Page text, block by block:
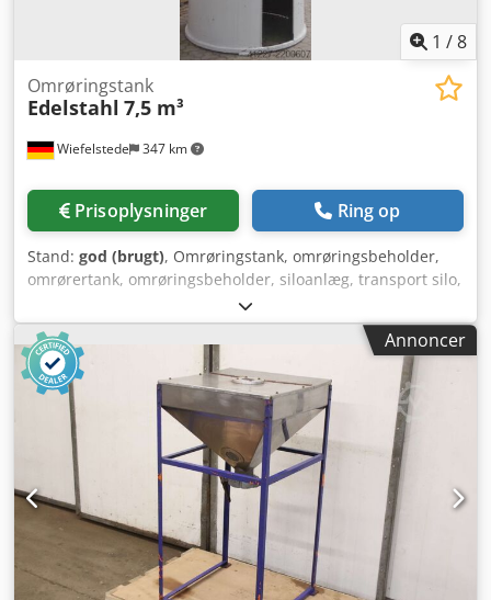
1 /8
Wiefelstede 347 km
Omrøringstank
Edelstahl 7,5 m³
Prisoplysninger Ring op
Stand: god (brugt), Omrøringstank, omrøringsbeholder,
omrørertank, omrøringsbeholder, siloanlæg, transport silo,
tank, gødningslagersilo -Tanken stammer fra en
lakproducent -Tank og omrører i rustfrit stål -Tanken kan
rengøres mod merpris -Omrører med savtandede blade -
Gearmotor: 15 kW, 311 o/min Dedpscdga Uefx Akmokr -
Volumen: 7,5 m³ -Udløb: nederst -Monteret på standfod -
Dimensioner: 2050/2050/H5570 mm -Vægt: 1750 kg
Annoncer